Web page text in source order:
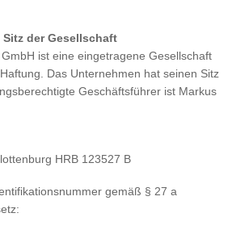
der Gesellschaft
ist eine eingetragene Gesellschaft
Das Unternehmen hat seinen Sitz
Geschäftsführer ist Markus
HRB 123527 B
gemäß § 27 a